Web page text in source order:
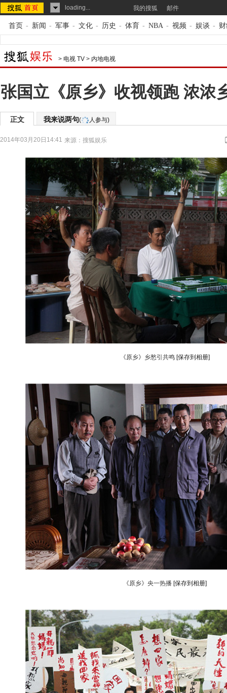
loading... 我的搜狐 邮件
首页 - 新闻 - 军事 - 文化 - 历史 - 体育 - NBA - 视频 - 娱谈 -
> 电视 TV > 内地电视
张国立《原乡》收视领跑 浓浓
正文 我来说两句( 人参与)
2014年03月20日14:41 来源： 搜狐娱乐
《原乡》乡愁引共鸣 [保存到相册]
《原乡》央一热播 [保存到相册]